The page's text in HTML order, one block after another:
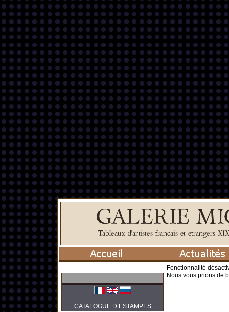
CATALOGUE D’ESTAMPES
Fonctionnalité
Nous vous prions de